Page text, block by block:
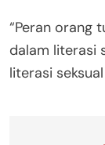
“Peran orang
dalam literasi
literasi